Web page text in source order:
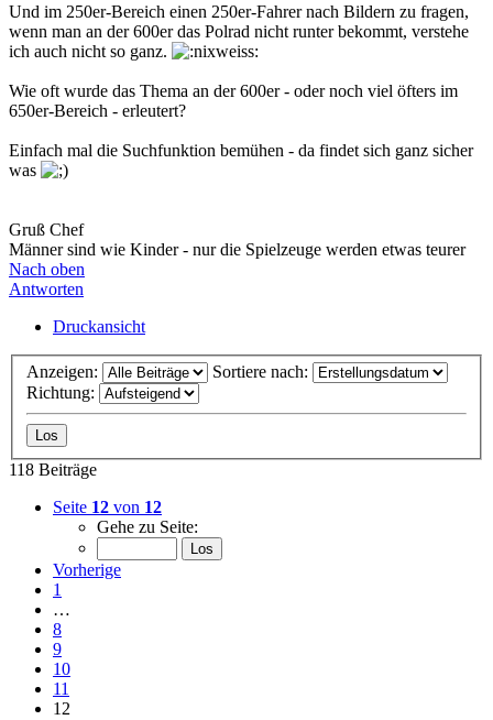
Und im 250er-Bereich einen 250er-Fahrer nach Bildern zu fragen,
wenn man an der 600er das Polrad nicht runter bekommt, verstehe
ich auch nicht so ganz.
Wie oft wurde das Thema an der 600er - oder noch viel öfters im
650er-Bereich - erleutert?
Einfach mal die Suchfunktion bemühen - da findet sich ganz sicher
was
Gruß Chef
Männer sind wie Kinder - nur die Spielzeuge werden etwas teurer
Nach oben
Antworten
Druckansicht
Anzeigen:
Sortiere nach:
Richtung:
118 Beiträge
Seite 12 von 12
Gehe zu Seite:
Vorherige
1
…
8
9
10
11
12